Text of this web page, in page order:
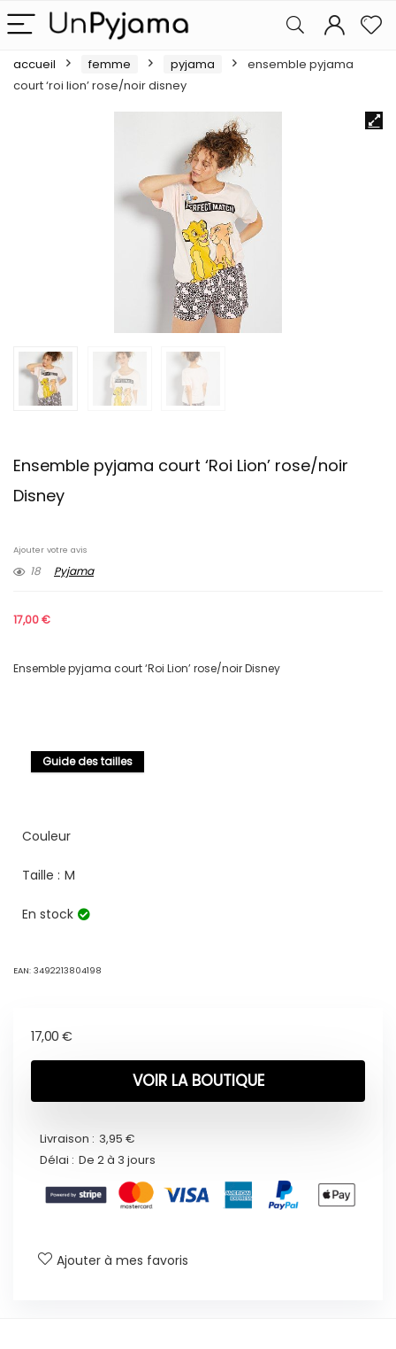
accueil femme pyjama
ensemble pyjama
court ‘roi lion’ rose/noir disney
Ensemble pyjama court ‘Roi Lion’ rose/noir
Disney
Ajouter votre avis
18 Pyjama
17,00€
Ensemble pyjama court ‘Roi Lion’ rose/noir Disney
Guide des tailles
Couleur
Taille : M
En stock
EAN: 3492213804198
17,00 €
VOIR LA BOUTIQUE
Livraison : 3,95 €
Délai : De 2 à 3 jours
Ajouter à mes favoris